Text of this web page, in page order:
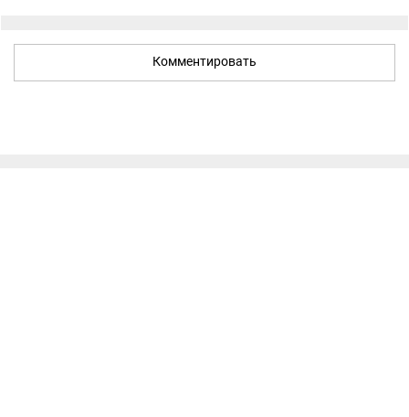
Комментировать